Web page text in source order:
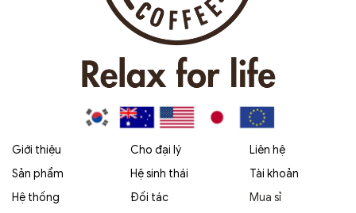
Giới thiệu
Sản phẩm
Hệ thống
Cho đại lý
Hệ sinh thái
Đối tác
Liên hệ
Tài khoản
Mua sỉ